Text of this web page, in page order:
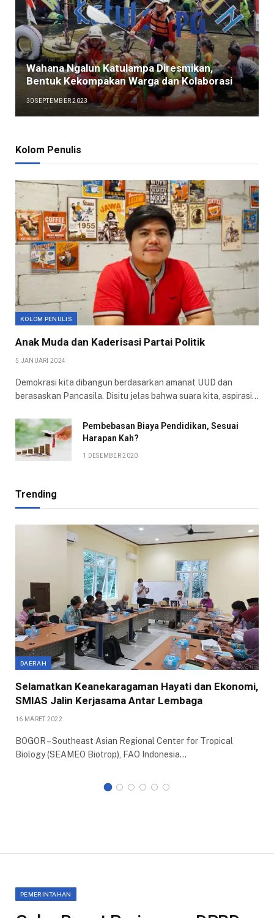
Wahana Ngalun Katulampa Diresmikan,
Bentuk Kekompakan Warga dan Kolaborasi
30 SEPTEMBER 2023
Kolom Penulis
KOLOM PENULIS
Anak Muda dan Kaderisasi Partai Politik
5 JANUARI 2024
Demokrasi kita dibangun berdasarkan amanat UUD dan
berasaskan Pancasila. Disitu jelas bahwa suara kita, aspirasi…
Pembebasan Biaya Pendidikan, Sesuai
Harapan Kah?
1 DESEMBER 2020
Trending
DAERAH
Selamatkan Keanekaragaman Hayati dan Ekonomi,
SMIAS Jalin Kerjasama Antar Lembaga
16 MARET 2022
BOGOR – Southeast Asian Regional Center for Tropical
Biology (SEAMEO Biotrop), FAO Indonesia…
PEMERINTAHAN